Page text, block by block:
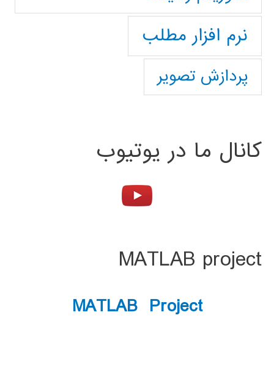
نرم افزار مطلب
پردازش تصویر
کانال ما در یوتیوب
MATLAB project
MATLAB Project